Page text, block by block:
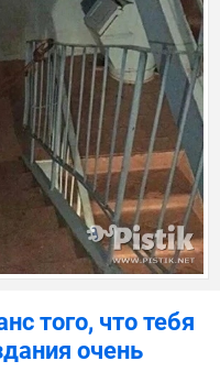
того, что тебя
очень